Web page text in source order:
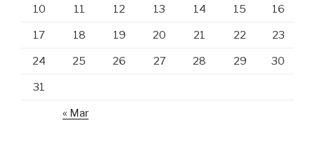
10 11 12 13 14 15 16
17 18 19 20 21 22 23
24 25 26 27 28 29 30
31
« Mar